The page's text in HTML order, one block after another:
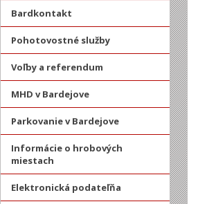
Bardkontakt
Pohotovostné služby
Voľby a referendum
MHD v Bardejove
Parkovanie v Bardejove
Informácie o hrobových
miestach
Elektronická podateľňa